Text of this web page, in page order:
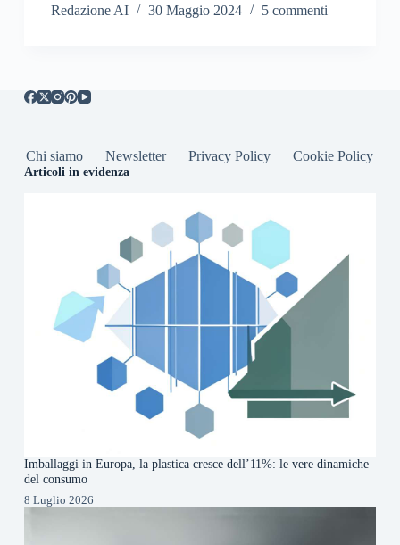
Redazione AI 30 Maggio 2024 5 commenti
Chi siamo Newsletter Privacy Policy Cookie Policy
Articoli in evidenza
Imballaggi in Europa, la plastica cresce dell’11%: le vere dinamiche
del consumo
8 Luglio 2026